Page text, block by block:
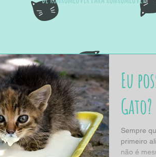
Eu
Gato?
Sempre
primeiro
não é